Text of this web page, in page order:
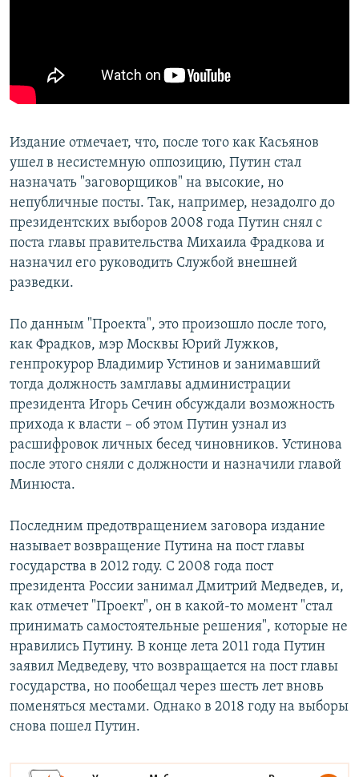
Издание отмечает, что, после того как Касьянов
ушел в несистемную оппозицию, Путин стал
назначать "заговорщиков" на высокие, но
непубличные посты. Так, например, незадолго до
президентских выборов 2008 года Путин снял с
поста главы правительства Михаила Фрадкова и
назначил его руководить Службой внешней
разведки.
По данным "Проекта", это произошло после того,
как Фрадков, мэр Москвы Юрий Лужков,
генпрокурор Владимир Устинов и занимавший
тогда должность замглавы администрации
президента Игорь Сечин обсуждали возможность
прихода к власти – об этом Путин узнал из
расшифровок личных бесед чиновников. Устинова
после этого сняли с должности и назначили главой
Минюста.
Последним предотвращением заговора издание
называет возвращение Путина на пост главы
государства в 2012 году. С 2008 года пост
президента России занимал Дмитрий Медведев, и,
как отмечет "Проект", он в какой-то момент "стал
принимать самостоятельные решения", которые не
нравились Путину. В конце лета 2011 года Путин
заявил Медведеву, что возвращается на пост главы
государства, но пообещал через шесть лет вновь
поменяться местами. Однако в 2018 году на выборы
снова пошел Путин.